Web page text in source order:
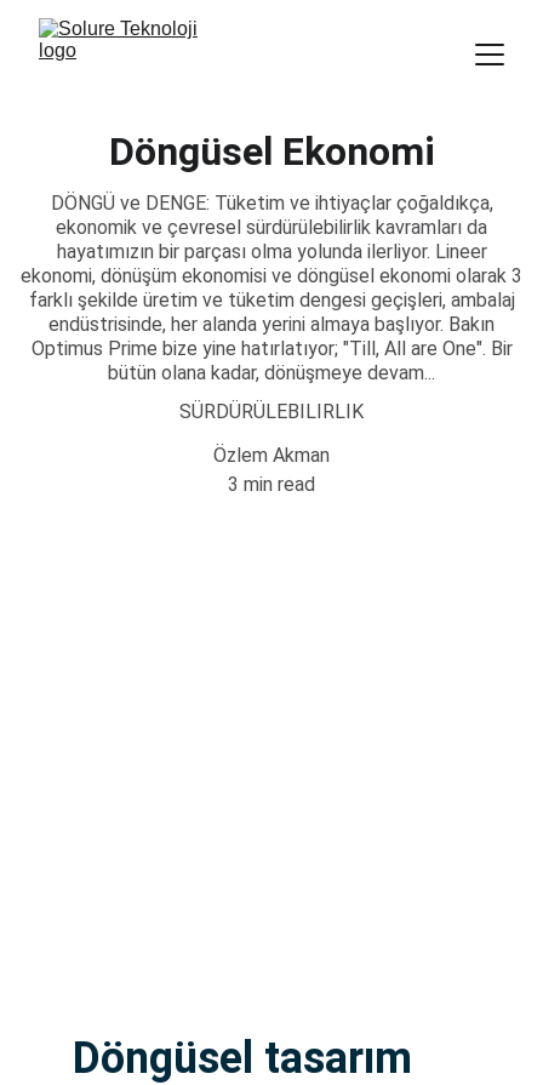
Döngüsel Ekonomi
DÖNGÜ ve DENGE: Tüketim ve ihtiyaçlar çoğaldıkça,
ekonomik ve çevresel sürdürülebilirlik kavramları da
hayatımızın bir parçası olma yolunda ilerliyor. Lineer
ekonomi, dönüşüm ekonomisi ve döngüsel ekonomi olarak 3
farklı şekilde üretim ve tüketim dengesi geçişleri, ambalaj
endüstrisinde, her alanda yerini almaya başlıyor. Bakın
Optimus Prime bize yine hatırlatıyor; "Till, All are One". Bir
bütün olana kadar, dönüşmeye devam...
SÜRDÜRÜLEBILIRLIK
Özlem Akman
3 min read
Döngüsel tasarım